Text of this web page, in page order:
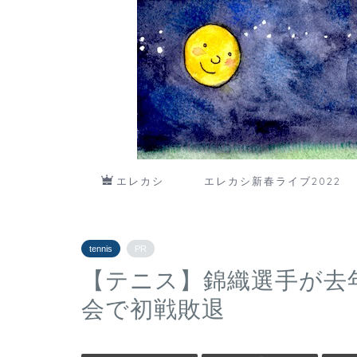
エレカシ エレカシ新春ライブ2022
tennis PR
【テニス】錦織選手が
会で初戦敗退